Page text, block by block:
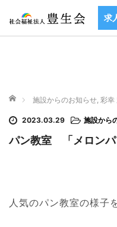
求
ホーム 施設からのお知らせ, 彩幸
2023.03.29 施設から
パン教室 「メロン
人気のパン教室の様子